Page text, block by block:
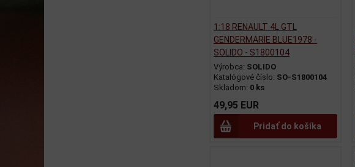
1:18 RENAULT 4L GTL
GENDERMARIE BLUE1978 -
SOLIDO - S1800104
Výrobca: SOLIDO
Katalógové číslo: SO-S1800104
Skladom: 0 ks
49,95 EUR
Pridať do košíka